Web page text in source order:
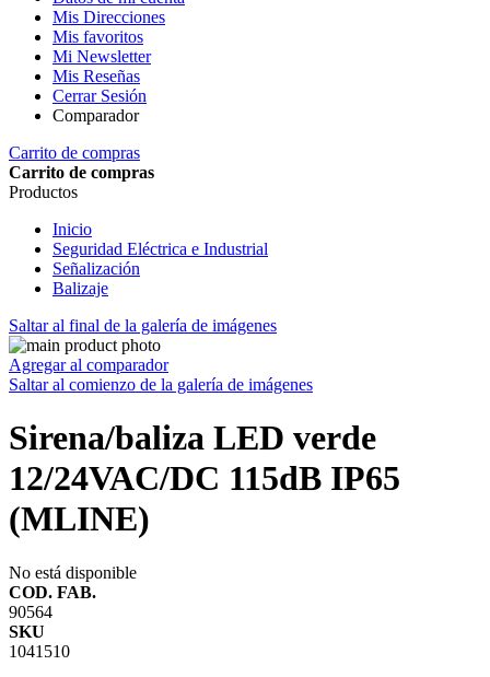
Mis Direcciones
Mis favoritos
Mi Newsletter
Mis Reseñas
Cerrar Sesión
Comparador
Carrito de compras
Carrito de compras
Productos
Inicio
Seguridad Eléctrica e Industrial
Señalización
Balizaje
Saltar al final de la galería de imágenes
Agregar al comparador
Saltar al comienzo de la galería de imágenes
Sirena/baliza LED verde
12/24VAC/DC 115dB IP65
(MLINE)
No está disponible
COD. FAB.
90564
SKU
1041510